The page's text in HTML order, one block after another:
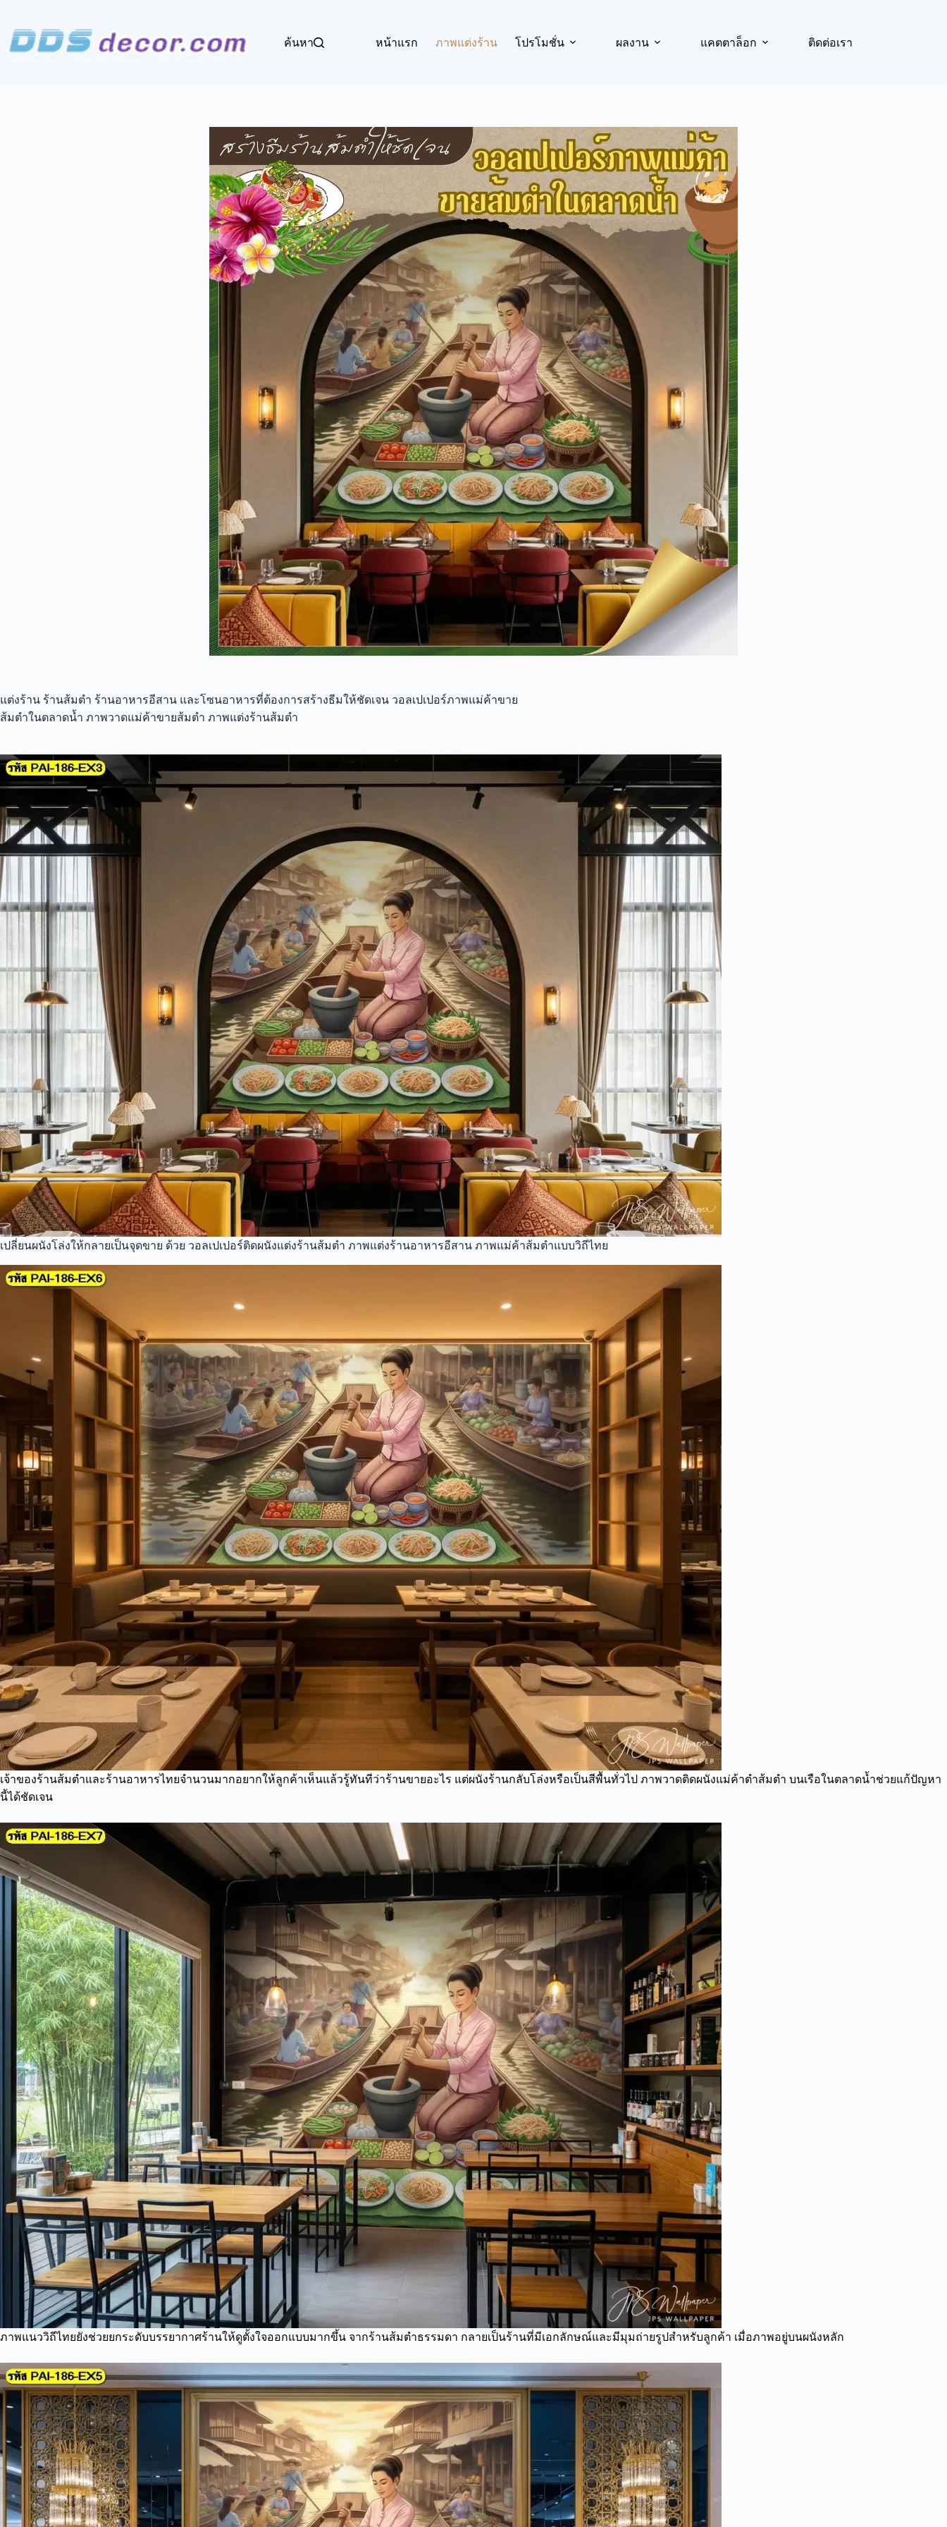
content
ค้นหา
หน้าแรก ภาพแต่งร้าน โปรโมชั่น ผลงาน แคตตาล็อก ติดต่อเรา
แต่งร้าน ร้านส้มตำ ร้านอาหารอีสาน และโซนอาหารที่ต้องการสร้างธีมให้ชัดเจน วอลเปเปอร์ภาพแม่ค้าขาย
ส้มตำในตลาดน้ำ ภาพวาดแม่ค้าขายส้มตำ ภาพแต่งร้านส้มตำ
เปลี่ยนผนังโล่งให้กลายเป็นจุดขาย ด้วย วอลเปเปอร์ติดผนังแต่งร้านส้มตำ ภาพแต่งร้านอาหารอีสาน ภาพแม่ค้าส้มตำแบบวิถีไทย
เจ้าของร้านส้มตำและร้านอาหารไทยจำนวนมากอยากให้ลูกค้าเห็นแล้วรู้ทันทีว่าร้านขายอะไร แต่ผนังร้านกลับโล่งหรือเป็นสีพื้นทั่วไป ภาพวาดติดผนังแม่ค้าตำส้มตำ บนเรือในตลาดน้ำช่วยแก้ปัญหา
นี้ได้ชัดเจน
ภาพแนววิถีไทยยังช่วยยกระดับบรรยากาศร้านให้ดูตั้งใจออกแบบมากขึ้น จากร้านส้มตำธรรมดา กลายเป็นร้านที่มีเอกลักษณ์และมีมุมถ่ายรูปสำหรับลูกค้า เมื่อภาพอยู่บนผนังหลัก